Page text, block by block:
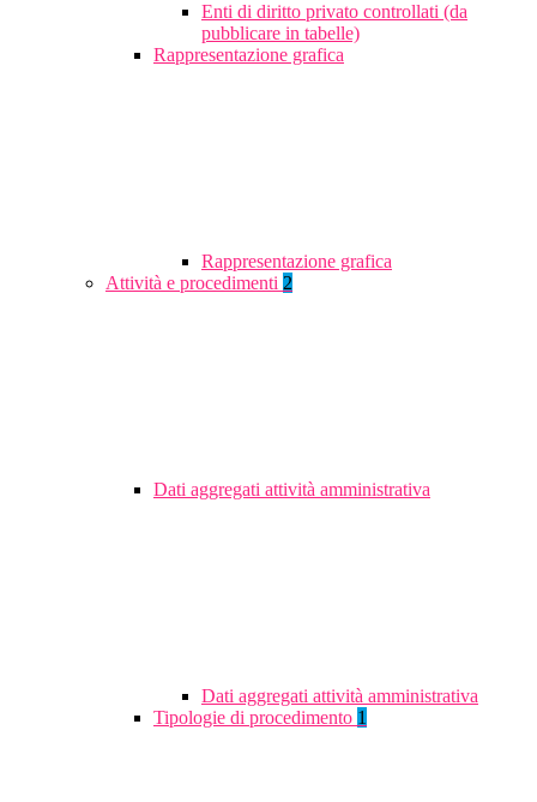
Enti di diritto privato controllati (da
pubblicare in tabelle)
Rappresentazione grafica
Rappresentazione grafica
Attività e procedimenti 2
Dati aggregati attività amministrativa
Dati aggregati attività amministrativa
Tipologie di procedimento 1